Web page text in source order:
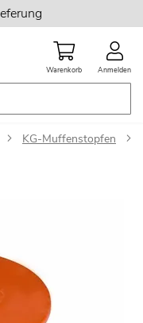
Warenkorb Anmelden
KG-Muffenstopfen